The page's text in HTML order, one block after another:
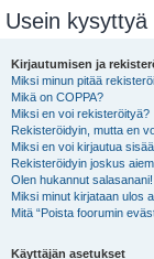
Usein kysyttyä
Kirjautumisen ja
Miksi minun pitää
Mikä on COPPA?
Miksi en voi rekisteröityä?
Rekisteröidyin, mutta en
Miksi en voi kirjautua
Rekisteröidyin joskus
Olen hukannut salasanani!
Miksi minut kirjataan ulos
Mitä “Poista foorumin
Käyttäjän asetukset